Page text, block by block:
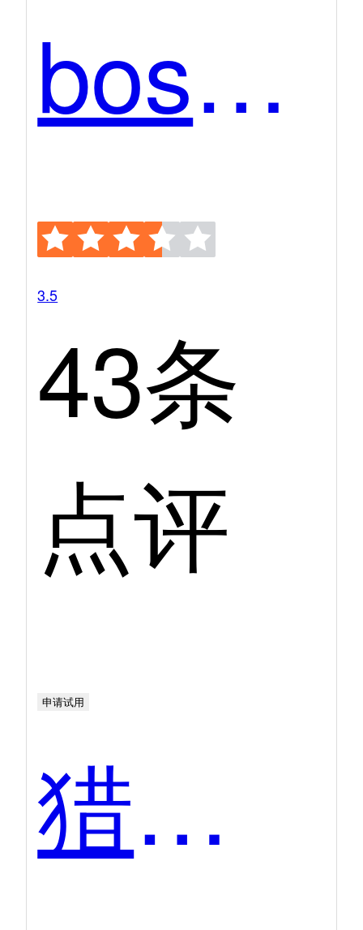
boss直聘
3.5
43条
点评
申请试用
猎聘网